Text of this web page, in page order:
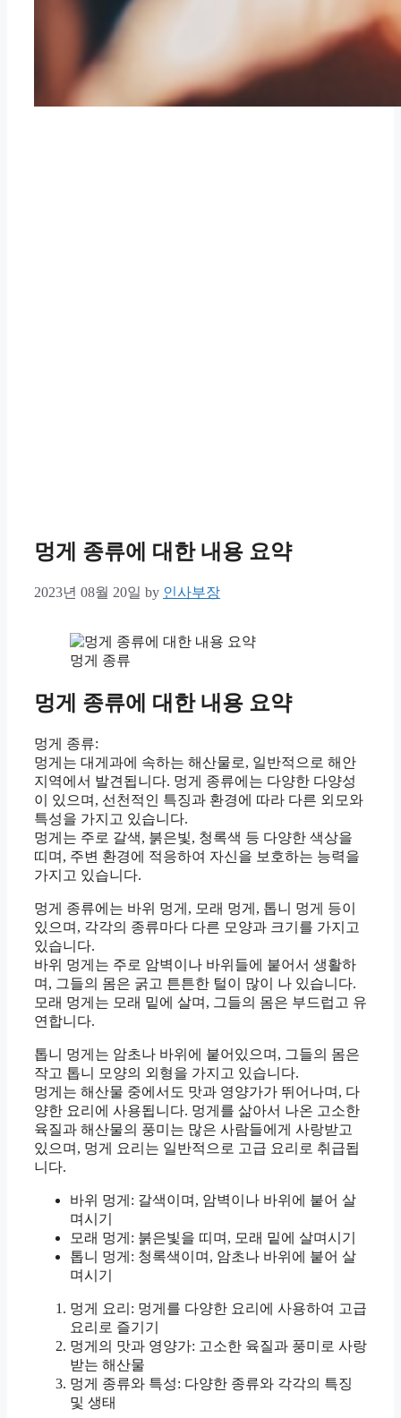
멍게 종류에 대한 내용 요약
2023년 08월 20일 by 인사부장
멍게 종류
멍게 종류에 대한 내용 요약
멍게 종류:
멍게는 대게과에 속하는 해산물로, 일반적으로 해안
지역에서 발견됩니다. 멍게 종류에는 다양한 다양성
이 있으며, 선천적인 특징과 환경에 따라 다른 외모와
특성을 가지고 있습니다.
멍게는 주로 갈색, 붉은빛, 청록색 등 다양한 색상을
띠며, 주변 환경에 적응하여 자신을 보호하는 능력을
가지고 있습니다.
멍게 종류에는 바위 멍게, 모래 멍게, 톱니 멍게 등이
있으며, 각각의 종류마다 다른 모양과 크기를 가지고
있습니다.
바위 멍게는 주로 암벽이나 바위들에 붙어서 생활하
며, 그들의 몸은 굵고 튼튼한 털이 많이 나 있습니다.
모래 멍게는 모래 밑에 살며, 그들의 몸은 부드럽고 유
연합니다.
톱니 멍게는 암초나 바위에 붙어있으며, 그들의 몸은
작고 톱니 모양의 외형을 가지고 있습니다.
멍게는 해산물 중에서도 맛과 영양가가 뛰어나며, 다
양한 요리에 사용됩니다. 멍게를 삶아서 나온 고소한
육질과 해산물의 풍미는 많은 사람들에게 사랑받고
있으며, 멍게 요리는 일반적으로 고급 요리로 취급됩
니다.
바위 멍게: 갈색이며, 암벽이나 바위에 붙어 살
며시기
모래 멍게: 붉은빛을 띠며, 모래 밑에 살며시기
톱니 멍게: 청록색이며, 암초나 바위에 붙어 살
며시기
멍게 요리: 멍게를 다양한 요리에 사용하여 고급
요리로 즐기기
멍게의 맛과 영양가: 고소한 육질과 풍미로 사랑
받는 해산물
멍게 종류와 특성: 다양한 종류와 각각의 특징
및 생태